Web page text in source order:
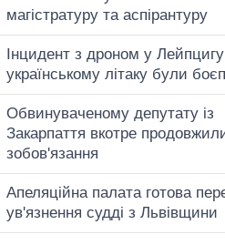
магістратуру та аспірантуру
Інцидент з дроном у
українському літаку були
Обвинуваченому депутату із
Закарпаття вкотре
зобов'язання
Апеляційна палата готова
ув'язнення судді з Львівщини